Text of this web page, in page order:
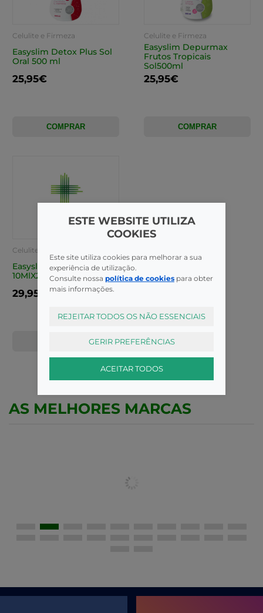
Celulite e Firmeza
Easyslim Detox Plus Sol
Oral 500 ml
25,95€
COMPRAR
Celulite e Firmeza
Easyslim Depurmax
Frutos Tropicais
Sol500ml
25,95€
COMPRAR
Celulite e Firmeza
Easyslim DrenPlus Amp
10MlX20
29,95€
AS MELHORES MARCAS
ESTE WEBSITE UTILIZA
COOKIES
Este site utiliza cookies para melhorar a sua
experiência de utilização.
Consulte nossa política de cookies para obter
mais informações.
REJEITAR TODOS OS NÃO ESSENCIAIS
GERIR PREFERÊNCIAS
ACEITAR TODOS